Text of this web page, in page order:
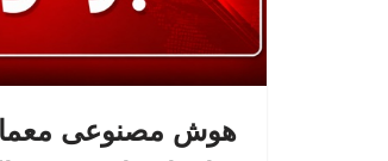
هوش مصنوعی